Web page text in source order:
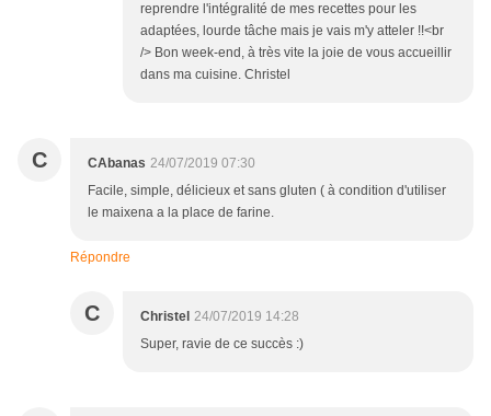
reprendre l'intégralité de mes recettes pour les
adaptées, lourde tâche mais je vais m'y atteler !!<br
/> Bon week-end, à très vite la joie de vous accueillir
dans ma cuisine. Christel
C CAbanas 24/07/2019 07:30
Facile, simple, délicieux et sans gluten ( à condition d'utiliser
le maixena a la place de farine.
Répondre
C Christel 24/07/2019 14:28
Super, ravie de ce succès :)